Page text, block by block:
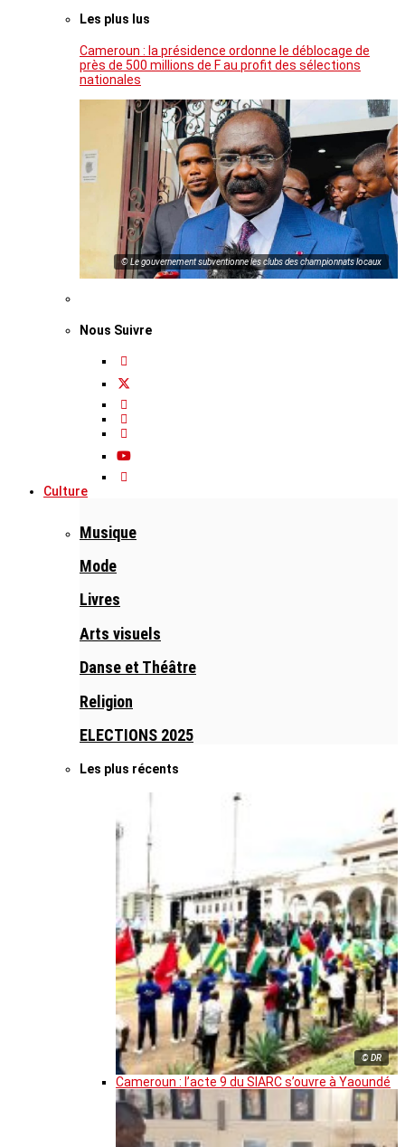
Les plus lus
Cameroun : la présidence ordonne le déblocage de
près de 500 millions de F au profit des sélections
nationales
© Le gouvernement subventionne les clubs des championnats locaux
Nous Suivre
Culture
Musique
Mode
Livres
Arts visuels
Danse et Théâtre
Religion
ELECTIONS 2025
Les plus récents
© DR
Cameroun : l’acte 9 du SIARC s’ouvre à Yaoundé